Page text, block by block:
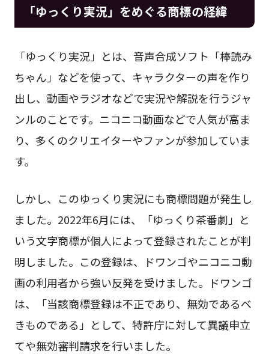
「ゆっくり実況」をめぐる商標の経緯
「ゆっくり実況」とは、音声合成ソフト「棒読み
ちゃん」などを使って、キャラクターの声を作り
出し、動画やラジオなどで実況や解説を行うジャ
ンルのことです。ニコニコ動画などで人気が高ま
り、多くのクリエイターやファンが参加していま
す。
しかし、このゆっくり実況にも商標問題が発生し
ました。2022年6月には、「ゆっくり茶番劇」と
いう文字商標が個人によって登録されたことが判
明しました。この登録は、ドワンゴやニコニコ動
画の利用者から強い反発を受けました。ドワンゴ
は、「当該商標登録は不正であり、無効であるべ
きものである」として、特許庁に対して異議申立
てや無効審判請求を行いました。